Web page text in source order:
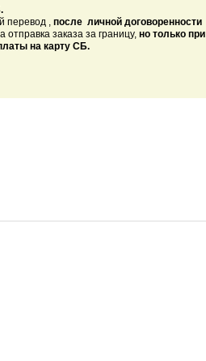
перевод ,после личной договоренности
отправка заказа за границу, но только при
на карту СБ.